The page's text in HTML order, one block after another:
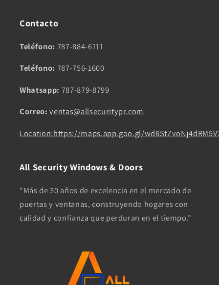
Contacto
Teléfono: 787-884-6111
Teléfono: 787-756-1600
Whatsapp: 787-879-8799
Correo: ventas@allsecuritypr.com
Location:https://maps.app.goo.gl/
All Security Windows & Doors
"Más de 30 años de excelencia en el mercado de
puertas y ventanas, construyendo hogares con
calidad y confianza que perduran en el tiempo."